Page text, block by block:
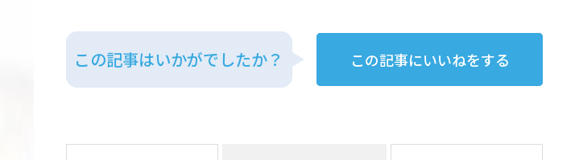
この記事はいかがでしたか？ この記事にいいねをする